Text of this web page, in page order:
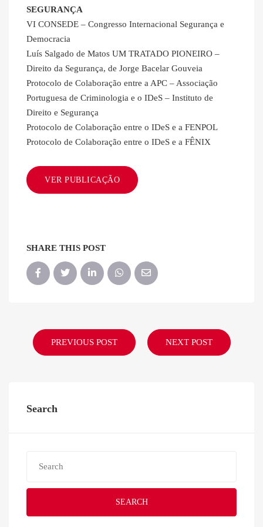
SEGURANÇA
VI CONSEDE – Congresso Internacional Segurança e
Democracia
Luís Salgado de Matos UM TRATADO PIONEIRO –
Direito da Segurança, de Jorge Bacelar Gouveia
Protocolo de Colaboração entre a APC – Associação
Portuguesa de Criminologia e o IDeS – Instituto de
Direito e Segurança
Protocolo de Colaboração entre o IDeS e a FENPOL
Protocolo de Colaboração entre o IDeS e a FÊNIX
VER PUBLICAÇÃO
SHARE THIS POST
PREVIOUS POST NEXT POST
Search
SEARCH